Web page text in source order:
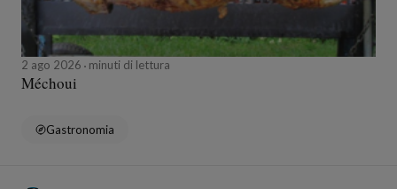
2 ago 2026 minuti di lettura
Méchoui
Gastronomia